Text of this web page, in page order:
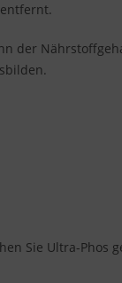
der
Sie Ultra-Phos